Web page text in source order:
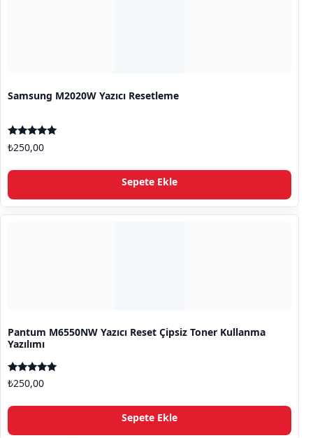
Samsung M2020W Yazıcı Resetleme
5 üzerinden
5.00
₺250,00
Sepete Ekle
Pantum M6550NW Yazıcı Reset Çipsiz Toner Kullanma
Yazılımı
5 üzerinden
5.00
₺250,00
Sepete Ekle